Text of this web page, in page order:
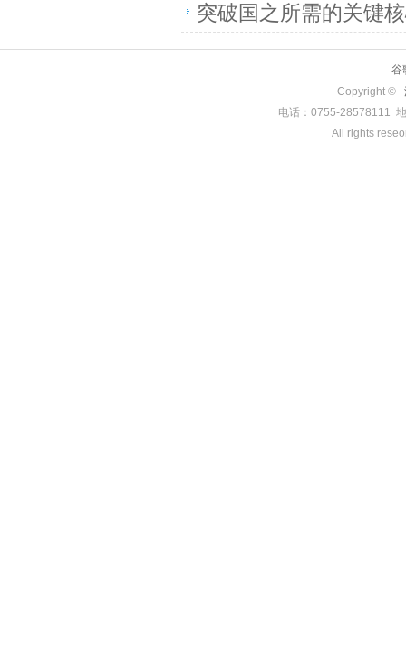
突破国之所需的关键
谷
Copyright ©
电话：0755-28578111
All rights